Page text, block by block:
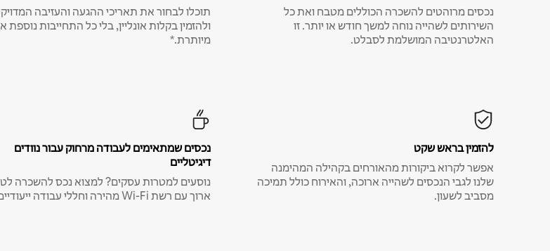
נכסים מרוהטים להשכרה הכוללים מטבח ואת כל
השירותים לשהייה נוחה למשך חודש או יותר. זו
האלטרנטיבה המושלמת לסבלט.
תוכלו לבחור את תאריכי ההגעה והעזיבה
ולהזמין בקלות אונליין, בלי כל התחייבות נוספת
מיותרת.*
להזמין בראש שקט
אפשר לקרוא ביקורות מהאורחים בקהילה המהימנה
שלנו לגבי הנכסים לשהייה ארוכה, והאירוח כולל תמיכה
מסביב לשעון.
נכסים שמתאימים לעבודה מרחוק עבור נוודים
דיגיטליים
נוסעים למטרות עסקים? למצוא נכס להשכרה
ארוך עם רשת Wi-Fi מהירה וחללי עבודה ייעודיים.